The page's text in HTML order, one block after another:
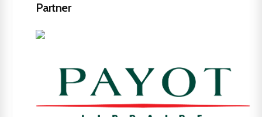
Partner